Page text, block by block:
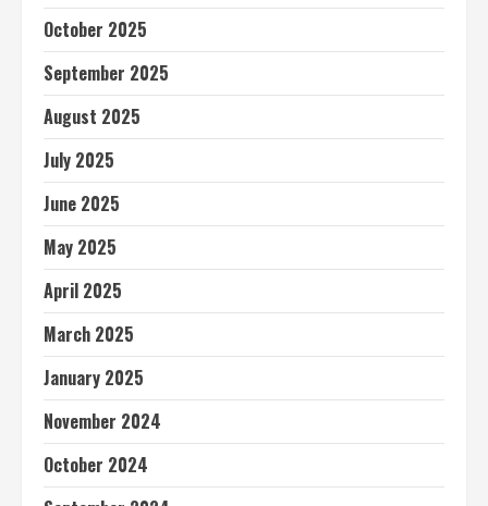
October 2025
September 2025
August 2025
July 2025
June 2025
May 2025
April 2025
March 2025
January 2025
November 2024
October 2024